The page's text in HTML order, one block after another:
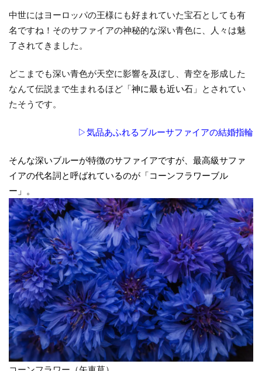
①
ブル
ーサ
イア
約指
輪
リン
グ）
2.2
②ピ
ンク
サフ
ァイ
アの
婚約
指輪
2.3
③サ
ファ
イア
中世にはヨーロッパの王様にも好まれていた宝石としても有
名ですね！そのサファイアの神秘的な深い青色に、人々は魅
了されてきました。
どこまでも深い青色が天空に影響を及ぼし、青空を形成した
なんて伝説まで生まれるほど「神に最も近い石 」とされてい
たそうです。
▷気品あふれるブルーサファイアの結婚指輪
そんな深いブルーが特徴のサファイアですが、最高級サファ
イアの代名詞と呼ばれているのが「コーンフラワーブル
ー」。